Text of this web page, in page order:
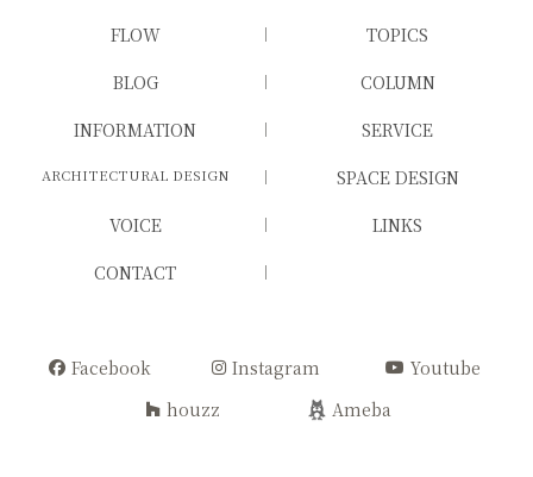
FLOW
TOPICS
BLOG
COLUMN
INFORMATION
SERVICE
ARCHITECTURAL DESIGN
SPACE DESIGN
VOICE
LINKS
CONTACT
Facebook Instagram
Youtube
houzz
Ameba